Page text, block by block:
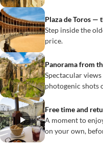
Plaza de Toros —
Step inside the
price.
Panorama from
Spectacular
photogenic shots
Free time and
A moment to
on your own,